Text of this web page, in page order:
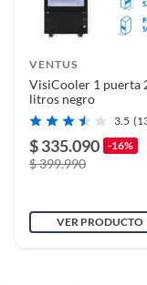
VENTUS
VisiCooler 1 puerta
litros negro
3.5
$ 335.090 -16%
$ 399.990
VER PRODUCTO